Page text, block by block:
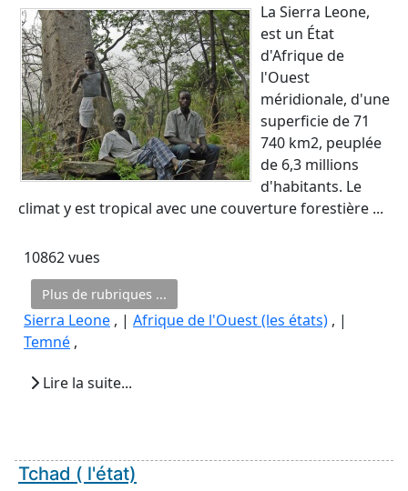
La Sierra Leone,
est un État
d'Afrique de
l'Ouest
méridionale, d'une
superficie de 71
740 km2, peuplée
de 6,3 millions
d'habitants. Le
climat y est tropical avec une couverture forestière ...
10862 vues
Plus de rubriques ...
Sierra Leone , | Afrique de l'Ouest (les états) , |
Temné ,
Lire la suite...
Tchad ( l'état)